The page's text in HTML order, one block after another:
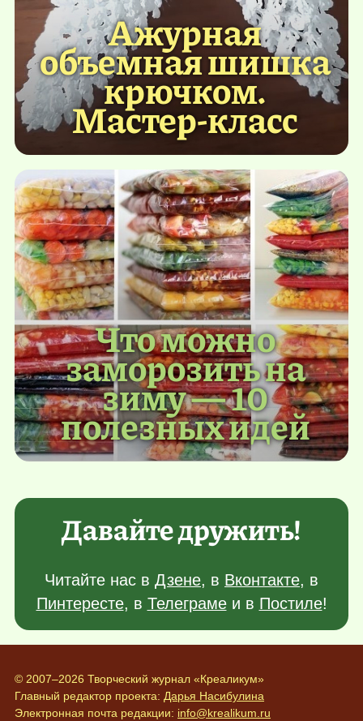
Ажурная
объемная шишка
крючком.
Мастер-класс
Что можно
заморозить на
зиму — 10
полезных идей
Давайте дружить!
Читайте нас в Дзене, в Вконтакте, в
Пинтересте, в Телеграмеи в Постиле!
© 2007–2026 Творческий журнал «Креаликум»
Главный редактор проекта: Дарья Насибулина
Электронная почта редакции: info@krealikum.ru